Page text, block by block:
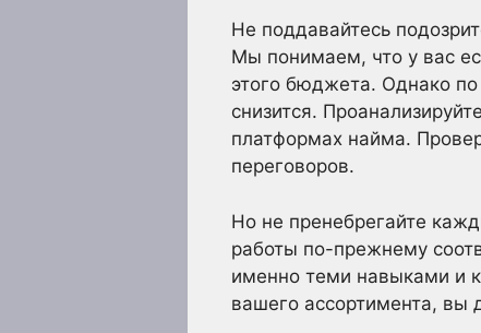
Не поддавайтесь
Мы понимаем, что у вас
этого бюджета. Однако
снизится.
платформах найма.
переговоров.
Но не пренебрегайте
работы по-прежнему
именно теми навыками и
вашего ассортимента, вы